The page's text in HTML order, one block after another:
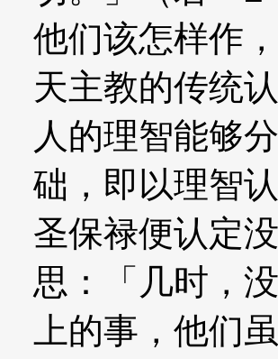
他们该怎样作
天主教的传统
人的理智能够
础，即以理智
圣保禄便认定
思：「几时，
上的事，他们